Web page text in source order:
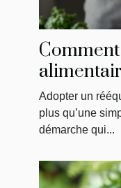
Adopter un
plus qu’une
démarche qui...